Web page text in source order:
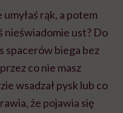
rąk, a potem
nieświadomie ust? Do
spacerów biega bez
co nie masz
wsadzał pysk lub co
że pojawia się